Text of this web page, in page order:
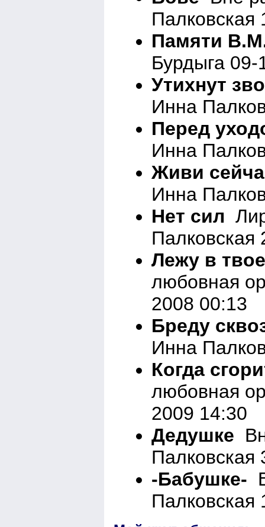
Палковская
Памяти
Бурдыга
Утихнут
Инна
Перед
Инна
Живи
Инна
Нет сил
Палковская
Лежу в
любовная
2008 00:13
Бреду
Инна
Когда
любовная
2009 14:30
Дедушке
Палковская
-Бабушке-
Палковская